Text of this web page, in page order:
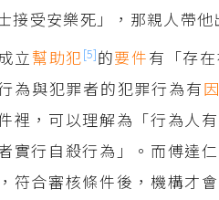
接受安樂死」，那親人帶他
立幫助犯[5]的要件有「存
行為與犯罪者的犯罪行為有
裡，可以理解為「行為人
實行自殺行為」。而傅達
符合審核條件後，機構才